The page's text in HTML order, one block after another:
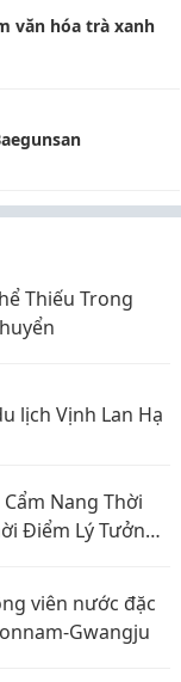
văn hóa trà xanh
Thiếu Trong
lịch Vịnh Lan Hạ
Nang Thời
Điểm Lý Tưởng
viên nước đặc
Gwangju